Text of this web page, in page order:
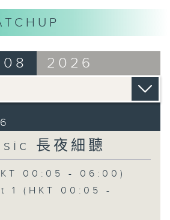
2026
長夜細聽
00:05 - 06:00)
1 (HKT 00:05 -